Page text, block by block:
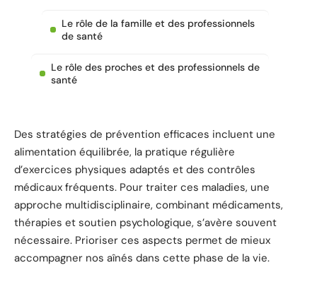
Le rôle de la famille et des professionnels
de santé
Le rôle des proches et des professionnels de
santé
Des stratégies de prévention efficaces incluent une
alimentation équilibrée, la pratique régulière
d’exercices physiques adaptés et des contrôles
médicaux fréquents. Pour traiter ces maladies, une
approche multidisciplinaire, combinant médicaments,
thérapies et soutien psychologique, s’avère souvent
nécessaire. Prioriser ces aspects permet de mieux
accompagner nos aînés dans cette phase de la vie.